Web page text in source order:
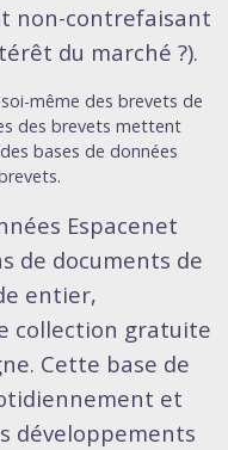
non-contrefaisant
du marché ?).
même des brevets de
des brevets mettent
bases de données
Espacenet
de documents de
entier,
collection gratuite
Cette base de
et
développements